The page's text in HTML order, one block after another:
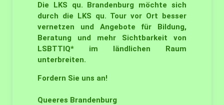
Die LKS qu. Brandenburg möchte sich
durch die LKS qu. Tour vor Ort besser
vernetzen und Angebote für Bildung,
Beratung und mehr Sichtbarkeit von
LSBTTIQ* im ländlichen Raum
unterbreiten.
Fordern Sie uns an!
Queeres Brandenburg